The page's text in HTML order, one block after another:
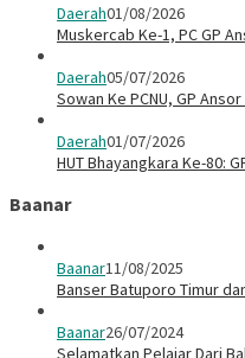
Daerah01/08/2026
Muskercab Ke-1, PC GP
Daerah05/07/2026
Sowan Ke PCNU, GP
Daerah01/07/2026
HUT Bhayangkara Ke-80:
Baanar
Baanar11/08/2025
Banser Batuporo Timur
Baanar26/07/2024
Selamatkan Pelajar Dari